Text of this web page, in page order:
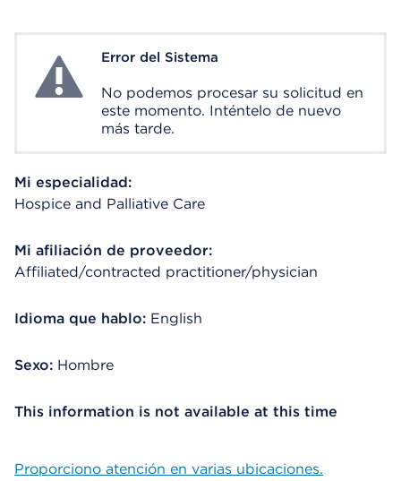
System ErrorError del Sistema
No podemos procesar su solicitud en
este momento. Inténtelo de nuevo
más tarde.
Mi especialidad:
Hospice and Palliative Care
Mi afiliación de proveedor:
Affiliated/contracted practitioner/physician
Idioma que hablo: English
Sexo: Hombre
This information is not available at this time
Proporciono atención en varias ubicaciones.